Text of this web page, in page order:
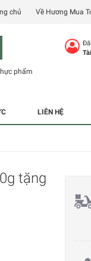
chủ Về Hương Mua
phẩm
LIÊN HỆ
tặng